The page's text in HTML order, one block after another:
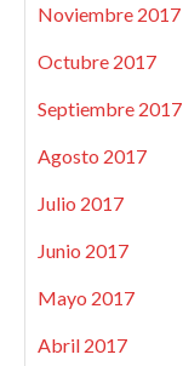
Noviembre 2017
Octubre 2017
Septiembre 2017
Agosto 2017
Julio 2017
Junio 2017
Mayo 2017
Abril 2017